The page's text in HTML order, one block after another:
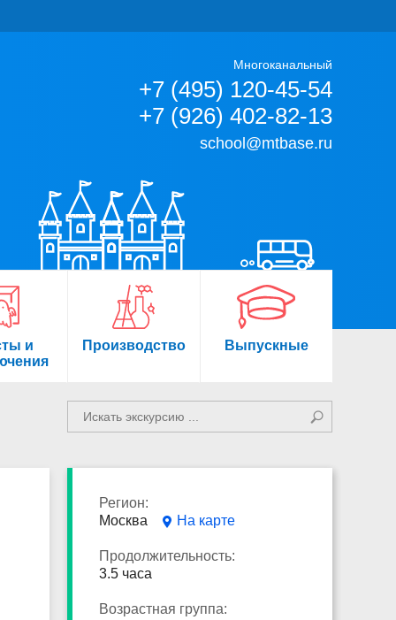
Многоканальный
+7 (495) 120-45-54
+7 (926) 402-82-13
school@mtbase.ru
и
Производство Выпускные
Регион:
Москва
На карте
Продолжительность:
3.5 часа
Возрастная группа: